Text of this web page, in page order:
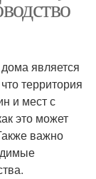
является
территория
и мест с
это может
важно